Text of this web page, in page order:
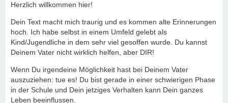
Herzlich willkommen hier!
Dein Text macht mich traurig und es kommen alte Erinnerungen
hoch. Ich habe selbst in einem Umfeld gelebt als
Kind/Jugendliche in dem sehr viel gesoffen wurde. Du kannst
Deinem Vater nicht wirklich helfen, aber DIR!
Wenn Du irgendeine Möglichkeit hast bei Deinem Vater
auszuziehen: tue es! Du bist gerade in einer schwierigen Phase
in der Schule und Dein jetziges Verhalten kann Dein ganzes
Leben beeinflussen.